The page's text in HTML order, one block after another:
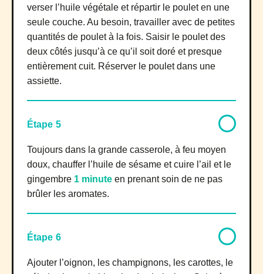
verser l’huile végétale et répartir le poulet en une
seule couche. Au besoin, travailler avec de petites
quantités de poulet à la fois. Saisir le poulet des
deux côtés jusqu’à ce qu’il soit doré et presque
entièrement cuit. Réserver le poulet dans une
assiette.
Étape 5
Toujours dans la grande casserole, à feu moyen
doux, chauffer l’huile de sésame et cuire l’ail et le
gingembre 1 minute en prenant soin de ne pas
brûler les aromates.
Étape 6
Ajouter l’oignon, les champignons, les carottes, le